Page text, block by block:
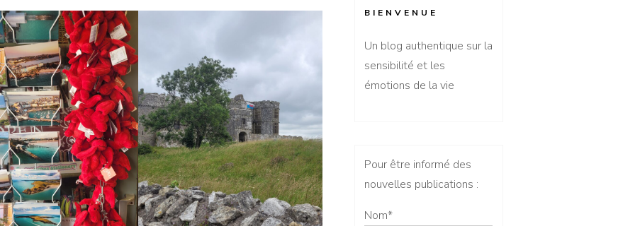
BIENVENUE
Un blog authentique sur la
sensibilité et les
émotions de la vie
Pour être informé des
nouvelles publications :
Nom*